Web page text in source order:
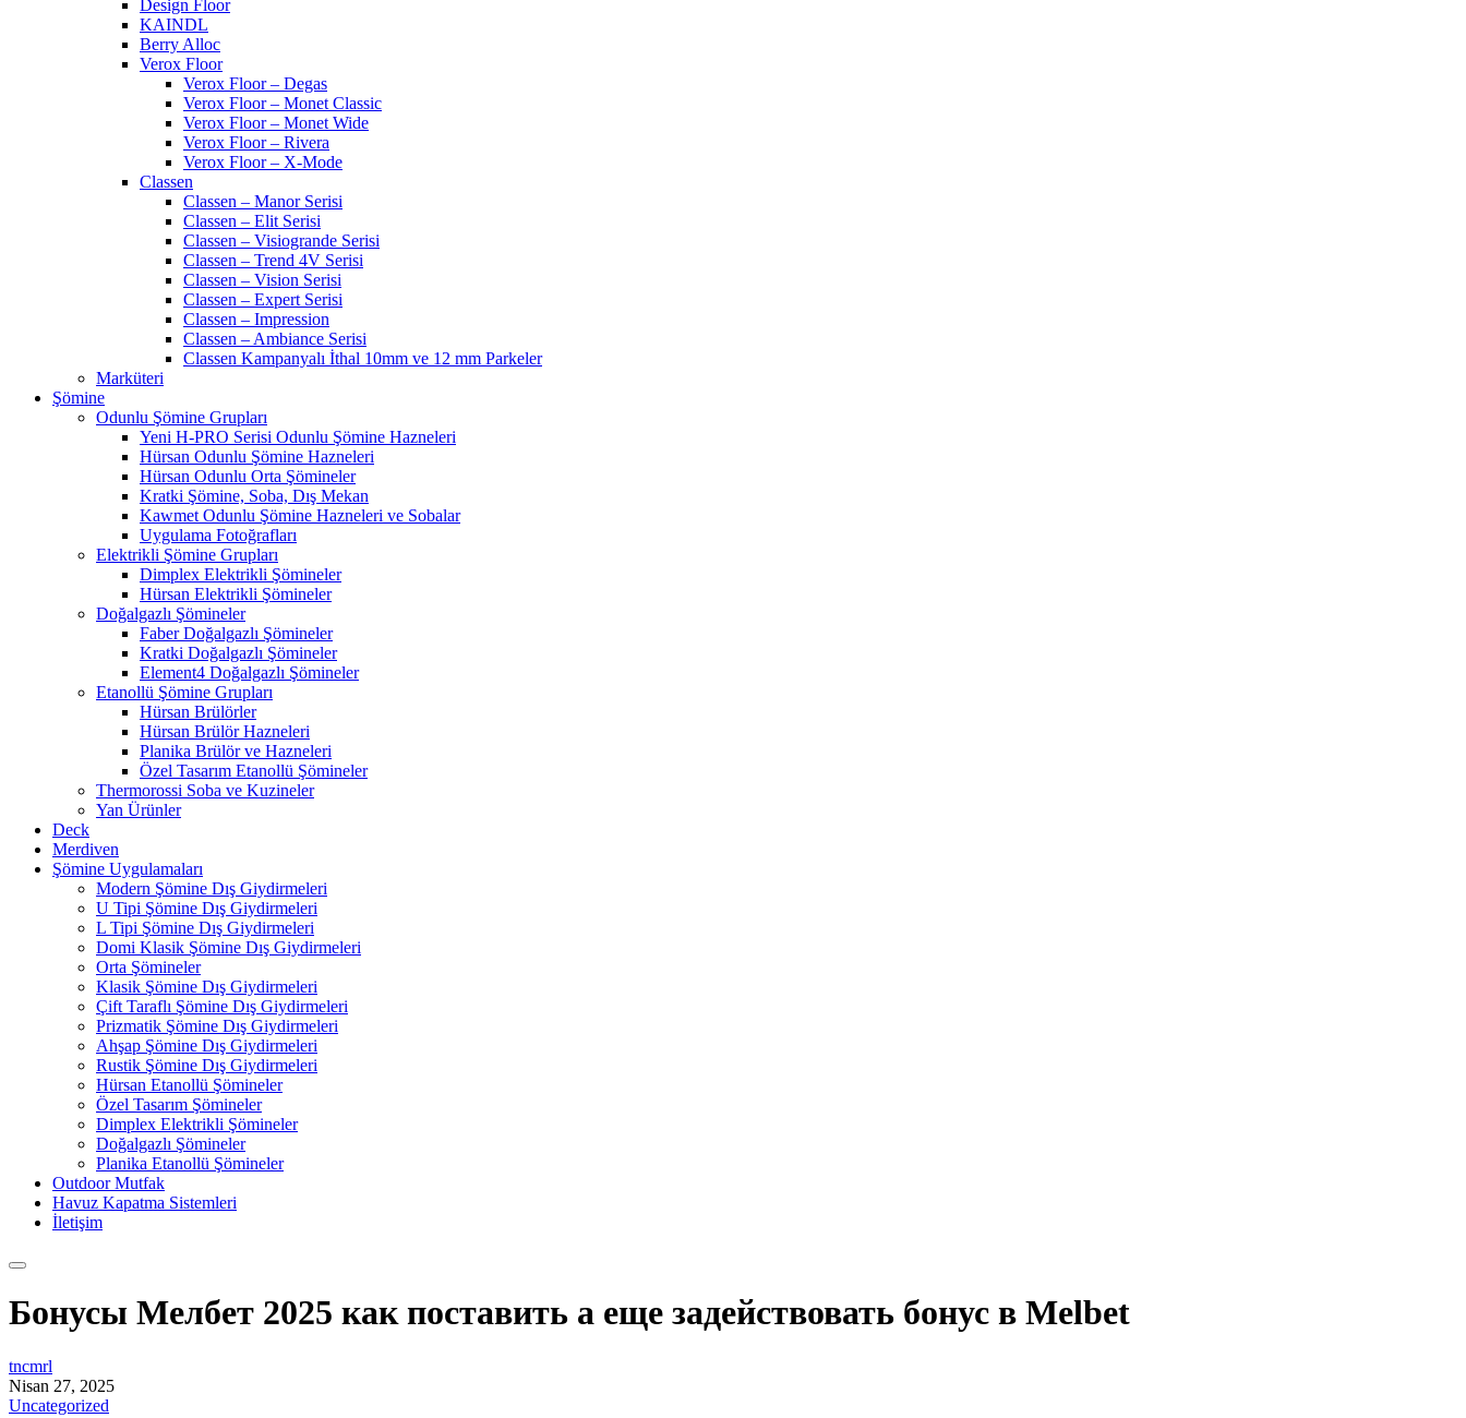
Design Floor
KAINDL
Berry Alloc
Verox Floor
Verox Floor – Degas
Verox Floor – Monet Classic
Verox Floor – Monet Wide
Verox Floor – Rivera
Verox Floor – X-Mode
Classen
Classen – Manor Serisi
Classen – Elit Serisi
Classen – Visiogrande Serisi
Classen – Trend 4V Serisi
Classen – Vision Serisi
Classen – Expert Serisi
Classen – Impression
Classen – Ambiance Serisi
Classen Kampanyalı İthal 10mm ve 12 mm Parkeler
Marküteri
Şömine
Odunlu Şömine Grupları
Yeni H-PRO Serisi Odunlu Şömine Hazneleri
Hürsan Odunlu Şömine Hazneleri
Hürsan Odunlu Orta Şömineler
Kratki Şömine, Soba, Dış Mekan
Kawmet Odunlu Şömine Hazneleri ve Sobalar
Uygulama Fotoğrafları
Elektrikli Şömine Grupları
Dimplex Elektrikli Şömineler
Hürsan Elektrikli Şömineler
Doğalgazlı Şömineler
Faber Doğalgazlı Şömineler
Kratki Doğalgazlı Şömineler
Element4 Doğalgazlı Şömineler
Etanollü Şömine Grupları
Hürsan Brülörler
Hürsan Brülör Hazneleri
Planika Brülör ve Hazneleri
Özel Tasarım Etanollü Şömineler
Thermorossi Soba ve Kuzineler
Yan Ürünler
Deck
Merdiven
Şömine Uygulamaları
Modern Şömine Dış Giydirmeleri
U Tipi Şömine Dış Giydirmeleri
L Tipi Şömine Dış Giydirmeleri
Domi Klasik Şömine Dış Giydirmeleri
Orta Şömineler
Klasik Şömine Dış Giydirmeleri
Çift Taraflı Şömine Dış Giydirmeleri
Prizmatik Şömine Dış Giydirmeleri
Ahşap Şömine Dış Giydirmeleri
Rustik Şömine Dış Giydirmeleri
Hürsan Etanollü Şömineler
Özel Tasarım Şömineler
Dimplex Elektrikli Şömineler
Doğalgazlı Şömineler
Planika Etanollü Şömineler
Outdoor Mutfak
Havuz Kapatma Sistemleri
İletişim
Бонусы Мелбет 2025 как поставить а еще задействовать бонус в Melbet
tncmrl
Nisan 27, 2025
Uncategorized